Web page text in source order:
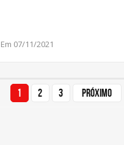
Em 07/11/2021
1 2 3 Próximo